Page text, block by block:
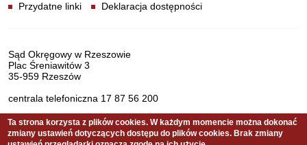
Przydatne linki
Deklaracja dostępności
Dane teleadresowe
Sąd Okręgowy w Rzeszowie
Plac Śreniawitów 3
35-959 Rzeszów
centrala telefoniczna 17 87 56 200
Serwis pełni funkcję strony Biuletynu Informacji Publicznej
Ta strona korzysta z plików cookies. W każdym momencie można dokonać
zmiany ustawień dotyczących dostępu do plików cookies. Brak zmiany